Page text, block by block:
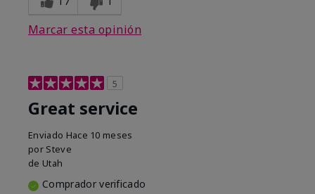
Marcar esta opinión
5
Great service
Enviado Hace 10 meses
por Steve
de Utah
Comprador verificado